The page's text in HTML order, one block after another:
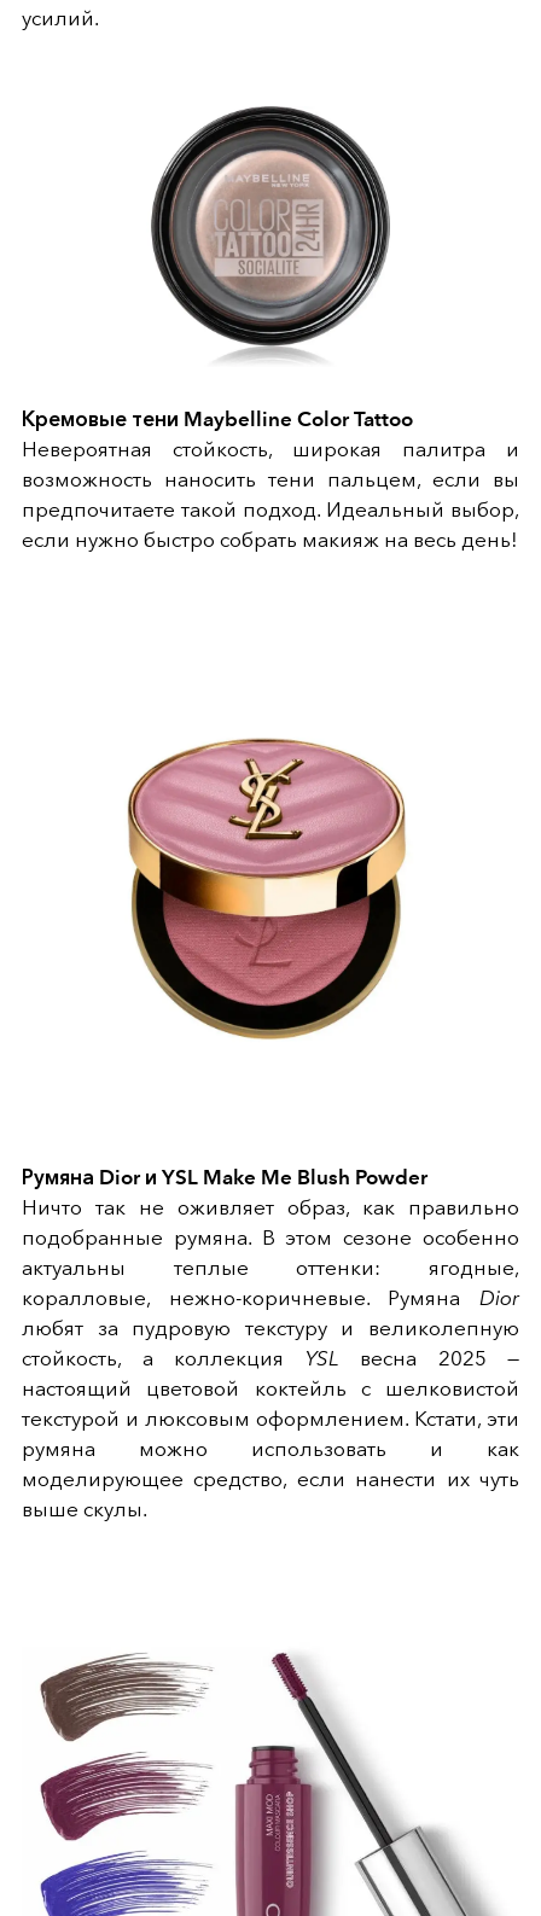
усилий.
Кремовые тени Maybelline Color Tattoo
Невероятная стойкость, широкая палитра и
возможность наносить тени пальцем, если вы
предпочитаете такой подход. Идеальный выбор,
если нужно быстро собрать макияж на весь день!
Румяна Dior и YSL Make Me Blush Powder
Ничто так не оживляет образ, как правильно
подобранные румяна. В этом сезоне особенно
актуальны теплые оттенки: ягодные,
коралловые, нежно-коричневые. Румяна Dior
любят за пудровую текстуру и великолепную
стойкость, а коллекция YSL весна 2025 —
настоящий цветовой коктейль с шелковистой
текстурой и люксовым оформлением. Кстати, эти
румяна можно использовать и как
моделирующее средство, если нанести их чуть
выше скулы.